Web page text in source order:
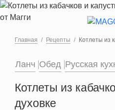
Перейти к основному
Главная Рецепты Котлеты из
Ланч Обед Русская
Котлеты из
духовке